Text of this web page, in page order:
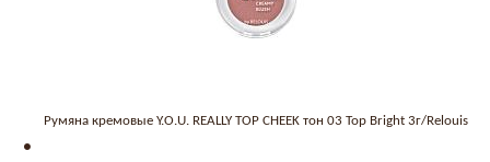
Румяна кремовые Y.O.U. REALLY TOP CHEEK тон 03 Top Bright 3г/Relouis